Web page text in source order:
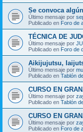
Se convoca
Último mensaje por
Publicado en Foro de
TÉCNICA DE
Último mensaje por
Publicado en Foro de
Aikijujutsu,
Último mensaje por
Publicado en Tablón
CURSO EN
Último mensaje por
Publicado en Tablón
CURSO EN
Último mensaje por
Publicado en Foro de